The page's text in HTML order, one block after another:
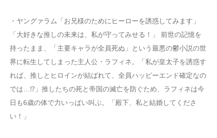
・ヤングァラム「お兄様のためにヒーローを誘惑してみます」
「大好きな推しの未来は、私が守ってみせる！」 前世の記憶を
持ったまま、「主要キャラが全員死ぬ」という最悪の鬱小説の世
界に転生してしまった主人公・ラフィネ。「私が皇太子を誘惑す
れば、推しとヒロインが結ばれて、全員ハッピーエンド確定なの
では…⁉」推したちの死と帝国の滅亡を防ぐため、ラフィネは今
日も6歳の体で力いっぱい叫ぶ。「殿下、私と結婚してくださ
い！」